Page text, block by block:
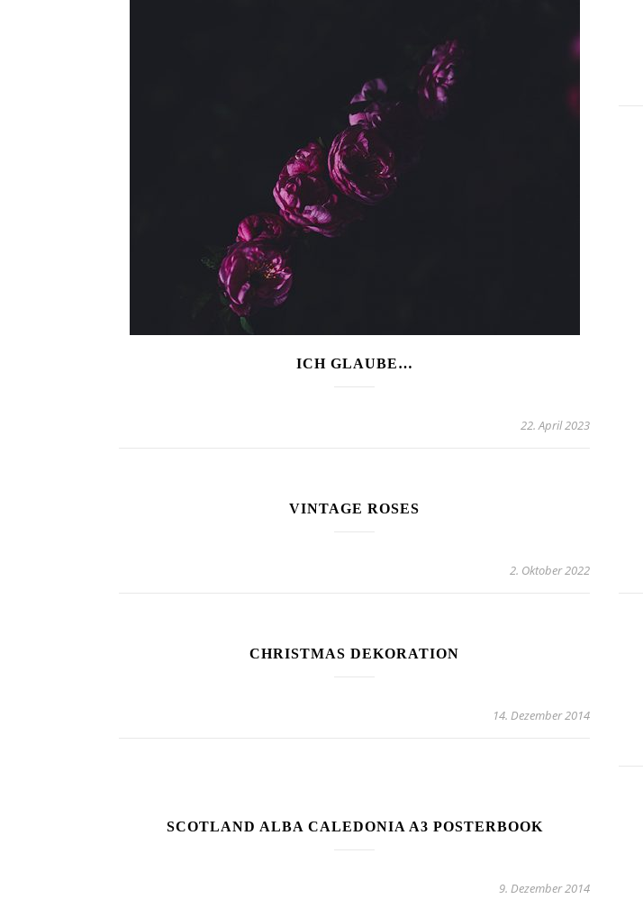
ICH GLAUBE…
22. April 2023
VINTAGE ROSES
2. Oktober 2022
CHRISTMAS DEKORATION
14. Dezember 2014
SCOTLAND ALBA CALEDONIA A3 POSTERBOOK
9. Dezember 2014